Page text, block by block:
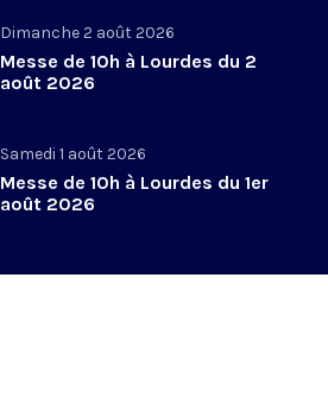
Dimanche 2 août 2026
Messe de 10h à Lourdes du 2
août 2026
Samedi 1 août 2026
Messe de 10h à Lourdes du 1er
août 2026